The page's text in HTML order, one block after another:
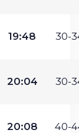
19:48 30-
20:04 30-
20:08 40-